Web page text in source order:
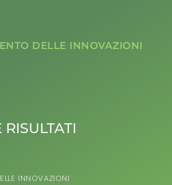
RISULTATI
INNOVAZIONI
DELLE INNOVAZIONI